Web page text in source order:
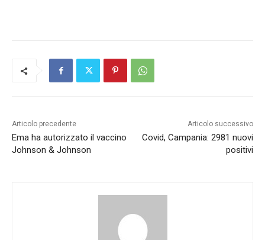
Articolo precedente
Ema ha autorizzato il vaccino
Johnson & Johnson
Articolo successivo
Covid, Campania: 2981 nuovi
positivi